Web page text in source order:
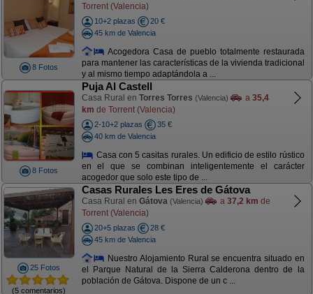
8 Fotos
Torrent (Valencia)
10+2 plazas
20 €
45 km de Valencia
Acogedora Casa de pueblo totalmente restaurada
para mantener las características de la vivienda tradicional
y al mismo tiempo adaptándola a ...
8 Fotos
Puja Al Castell
Casa Rural en Torres Torres (Valencia) a 35,4
km de Torrent (Valencia)
2-10+2 plazas
35 €
40 km de Valencia
Casa con 5 casitas rurales. Un edificio de estilo rústico
en el que se combinan inteligentemente el carácter
acogedor que solo este tipo de ...
25 Fotos
(5 comentarios)
Casas Rurales Les Eres de Gátova
Casa Rural en Gátova (Valencia) a 37,2 km de
Torrent (Valencia)
20+5 plazas
28 €
45 km de Valencia
Nuestro Alojamiento Rural se encuentra situado en
el Parque Natural de la Sierra Calderona dentro de la
población de Gátova. Dispone de un c ...